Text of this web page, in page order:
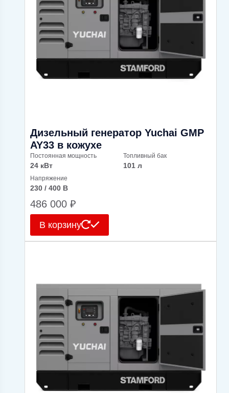
Дизельный генератор Yuchai GMP
AY33 в кожухе
Постоянная мощность
24 кВт
Топливный бак
101 л
Напряжение
230 / 400 В
486 000 ₽
В корзину